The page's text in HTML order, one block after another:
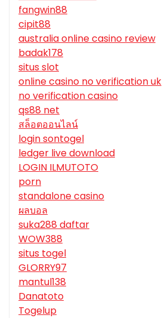
fangwin88
cipit88
australia online casino review
badak178
situs slot
online casino no verification uk
no verification casino
qs88 net
สล็อตออนไลน์
login sontogel
ledger live download
LOGIN ILMUTOTO
porn
standalone casino
ผลบอล
suka288 daftar
WOW388
situs togel
GLORRY97
mantul138
Danatoto
Togelup